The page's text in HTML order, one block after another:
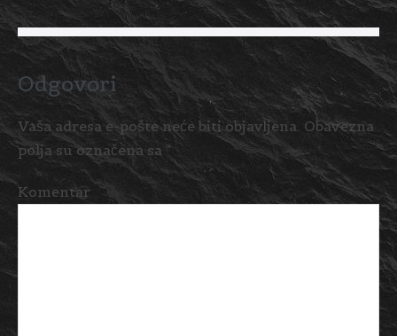
Odgovori
Vaša adresa e-pošte neće biti objavljena. Obavezna
polja su označena sa *
Komentar